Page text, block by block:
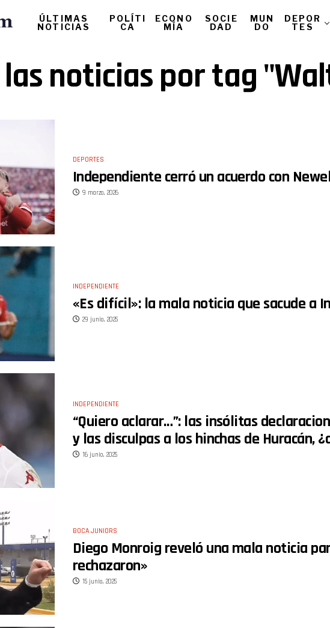
ÚLTIMAS
NOTICIAS
POLÍTI
CA
ECONO
MÍA
SOCIE
DAD
MUN
DO
DEPOR
TES
las noticias por tag
DEPORTES
Independiente cerró un acuerdo con
9 marzo, 2026
INDEPENDIENTE
«Es difícil»: la mala noticia que sacude a
29 junio, 2025
INDEPENDIENTE
“Quiero aclarar…”: las insólitas
y las disculpas a los hinchas de Huracán,
16 junio, 2025
BOCA JUNIORS
Diego Monroig reveló una mala noticia
rechazaron»
15 junio, 2025